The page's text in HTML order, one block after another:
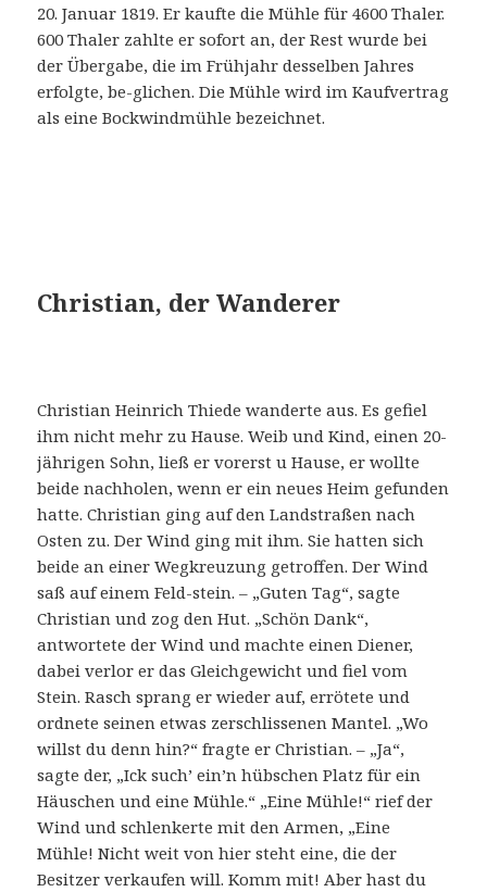
20. Januar 1819. Er kaufte die Mühle für 4600 Thaler.
600 Thaler zahlte er sofort an, der Rest wurde bei
der Übergabe, die im Frühjahr desselben Jahres
erfolgte, be-glichen. Die Mühle wird im Kaufvertrag
als eine Bockwindmühle bezeichnet.
Christian, der Wanderer
Christian Heinrich Thiede wanderte aus. Es gefiel
ihm nicht mehr zu Hause. Weib und Kind, einen 20-
jährigen Sohn, ließ er vorerst u Hause, er wollte
beide nachholen, wenn er ein neues Heim gefunden
hatte. Christian ging auf den Landstraßen nach
Osten zu. Der Wind ging mit ihm. Sie hatten sich
beide an einer Wegkreuzung getroffen. Der Wind
saß auf einem Feld-stein. – „Guten Tag“, sagte
Christian und zog den Hut. „Schön Dank“,
antwortete der Wind und machte einen Diener,
dabei verlor er das Gleichgewicht und fiel vom
Stein. Rasch sprang er wieder auf, errötete und
ordnete seinen etwas zerschlissenen Mantel. „Wo
willst du denn hin?“ fragte er Christian. – „Ja“,
sagte der, „Ick such’ ein’n hübschen Platz für ein
Häuschen und eine Mühle.“ „Eine Mühle!“ rief der
Wind und schlenkerte mit den Armen, „Eine
Mühle! Nicht weit von hier steht eine, die der
Besitzer verkaufen will. Komm mit! Aber hast du